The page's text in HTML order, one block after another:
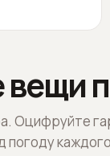
Оцифруйте
погоду